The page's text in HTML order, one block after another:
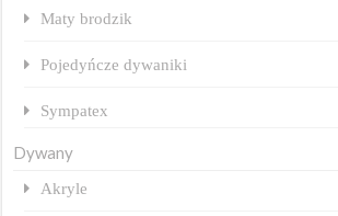
Maty brodzik
Pojedyńcze dywaniki
Sympatex
Dywany
Akryle